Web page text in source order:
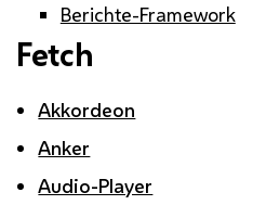
Berichte-Framework
Fetch
Akkordeon
Anker
Audio-Player